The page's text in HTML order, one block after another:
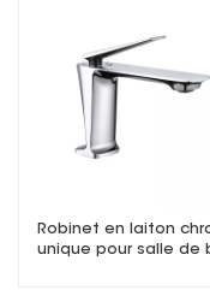
Robinet en laiton
unique pour salle de